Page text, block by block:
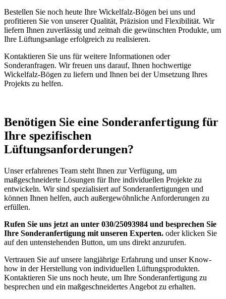
Bestellen Sie noch heute Ihre Wickelfalz-Bögen bei uns und
profitieren Sie von unserer Qualität, Präzision und Flexibilität. Wir
liefern Ihnen zuverlässig und zeitnah die gewünschten Produkte, um
Ihre Lüftungsanlage erfolgreich zu realisieren.
Kontaktieren Sie uns für weitere Informationen oder
Sonderanfragen. Wir freuen uns darauf, Ihnen hochwertige
Wickelfalz-Bögen zu liefern und Ihnen bei der Umsetzung Ihres
Projekts zu helfen.
Benötigen Sie eine Sonderanfertigung für
Ihre spezifischen
Lüftungsanforderungen?
Unser erfahrenes Team steht Ihnen zur Verfügung, um
maßgeschneiderte Lösungen für Ihre individuellen Projekte zu
entwickeln. Wir sind spezialisiert auf Sonderanfertigungen und
können Ihnen helfen, auch außergewöhnliche Anforderungen zu
erfüllen.
Rufen Sie uns jetzt an unter 030/25093984 und besprechen Sie
Ihre Sonderanfertigung mit unseren Experten. oder klicken Sie
auf den untenstehenden Button, um uns direkt anzurufen.
Vertrauen Sie auf unsere langjährige Erfahrung und unser Know-
how in der Herstellung von individuellen Lüftungsprodukten.
Kontaktieren Sie uns noch heute, um Ihre Sonderanfertigung zu
besprechen und ein maßgeschneidertes Angebot zu erhalten.